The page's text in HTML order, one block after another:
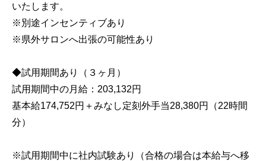
いたします。
※別途インセンティブあり
※県外サロンへ出張の可能性あり
◆試用期間あり（３ヶ月）
試用期間中の月給：203,132円
基本給174,752円＋みなし定刻外手当28,380円（22時間
分）
※試用期間中に社内試験あり（合格の場合は本給与へ移